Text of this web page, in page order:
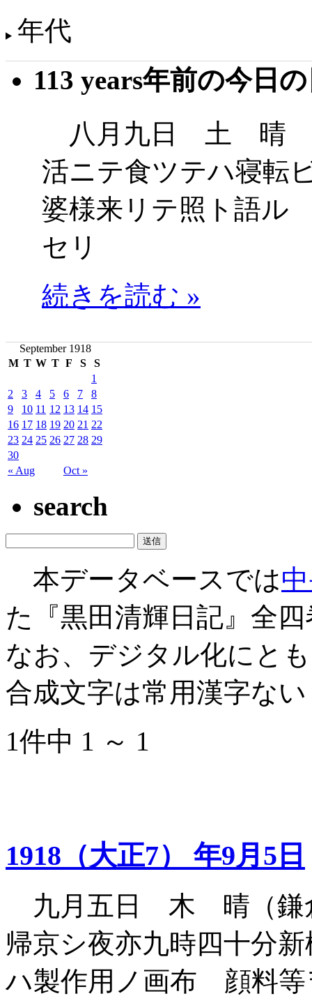
年代
113 years年前の今日
八月九日 土 晴
活ニテ食ツテハ寝転
婆様来リテ照ト語ル
セリ
続きを読む »
September 1918
M T W T F S S
« Aug Oct »
1
2
3 4 5 6 7
8
9
10 11 12 13 14 15
16 17 18 19 20 21 22
23 24 25 26 27 28 29
30
search
本データベースでは
た『黒田清輝日記』全
なお、デジタル化にと
合成文字は常用漢字な
1件中 1 ～ 1
1918（大正7） 年9月5日
九月五日 木 晴（鎌
帰京シ夜亦九時四十分
ハ製作用ノ画布 顔料